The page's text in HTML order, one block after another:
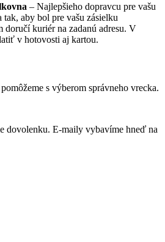
– Najlepšieho dopravcu pre vašu
aby bol pre vašu zásielku
doručí kuriér na zadanú adresu. V
v hotovosti aj kartou.
s výberom správneho vrecka.
dovolenku. E-maily vybavíme hneď na